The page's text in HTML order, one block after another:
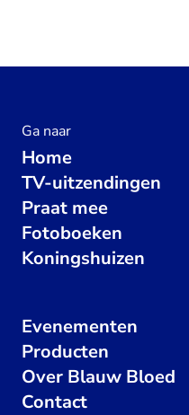
Ga naar
Home
TV-uitzendingen
Praat mee
Fotoboeken
Koningshuizen
Evenementen
Producten
Over Blauw Bloed
Contact